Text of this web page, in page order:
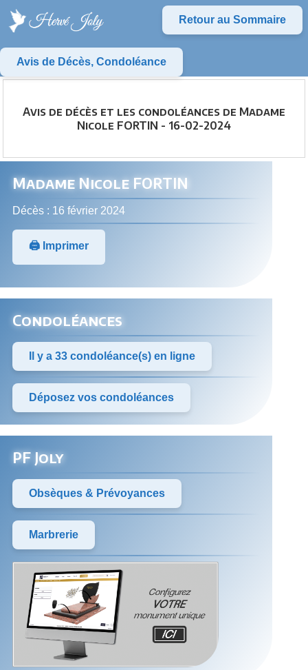
Retour au Sommaire
Avis de Décès, Condoléance
Avis de décès et les condoléances de Madame
Nicole FORTIN - 16-02-2024
Madame Nicole FORTIN
Décès : 16 février 2024
🖨️ Imprimer
Condoléances
Il y a 33 condoléance(s) en ligne
Déposez vos condoléances
PF Joly
Obsèques & Prévoyances
Marbrerie